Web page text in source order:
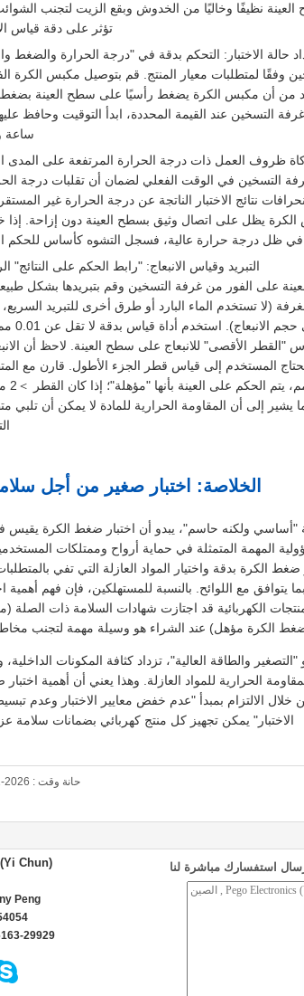
نظيفًا وخاليًا من الخدوش وبقع الزيت لتجنب
تؤثر على دقة قياس
حالة الاختبار: التحكم بدقة في "درجة الحرارة والضغط
وفقًا لمتطلبات معيار المنتج. قم بتوصيل مكبس الكرة
20 نيوتن، وتأكد من أن مكبس الكرة يضغط رأسيًا على سطح العينة
التسخين عند القيمة المحددة، ابدأ التوقيت وحافظ
ساعة
ظروف العمل ذات درجة الحرارة المرتفعة على المدى
التسخين في الوقت الفعلي لضمان أن تقلبات درجة
انحرافات نتائج الاختبار الناتجة عن درجة الحرارة غير
يظل على اتصال وثيق بسطح العينة دون إزاحة.
في ظل درجة حرارة عالية، فسجل التشوه كأساس للحكم
التبريد وقياس الانبعاج: "رابط الحكم على النتائج"
على الفور من غرفة التسخين وقم بتبريدها بشكل
(لا تستخدم الماء البارد أو طرق أخرى للتبريد
انكماش المادة
"القطر الأقصى" للانبعاج على سطح العينة. لاحظ أن
يحتاج المستخدم إلى قياس قطر الجزء الأطول. قارن مع
يشير إلى أن المقاومة الحرارية للمادة لا يمكن أن تلبي
الخلاصة: اختبار صغير من أجل
"أساسي ولكنه حاسم"، يبدو أن اختبار ضغط الكرة يقيس
المهمة المتمثلة في حماية أرواح وممتلكات
ضغط الكرة بدقة واختيار المواد العازلة التي تفي
يتوافق مع اللوائح. بالنسبة للمستهلكين، فإن فهم أهمية
الكهربائية قد اجتازت شهادات السلامة ذات الصلة
ضغط الكرة مؤهل) عند الشراء هو وسيلة مهمة لتجنب
والطاقة العالية"، تزداد كثافة المكونات الداخلية،
الحرارية للمواد العازلة. وهذا يعني أن أهمية
الالتزام بمبدأ "عدم خفض معايير الاختبار وعدم
الاختبار" يمكن تجهيز كل منتج كهربائي بضمانات سلامة
حانة وقت : 2026-01-20 10:06:10
Chun)
Peng
29929
استفسارك مباشرة لنا